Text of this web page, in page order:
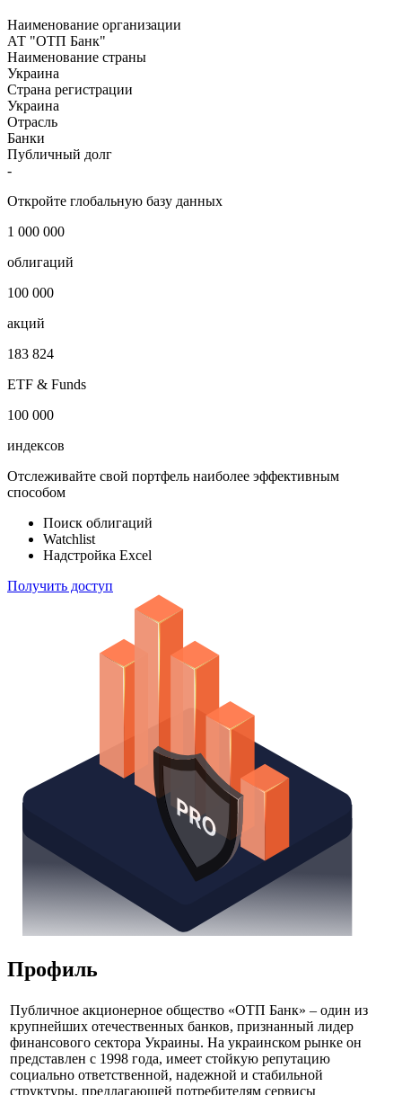
SWIFT OTPVUAUK
Наименование организации
АТ "ОТП Банк"
Наименование страны
Украина
Страна регистрации
Банки
-
Откройте глобальную базу данных
1 000 000
облигаций
100 000
акций
183 824
ETF & Funds
100 000
Отслеживайте свой портфель наиболее эффективным
способом
Поиск облигаций
Надстройка Excel
Получить доступ
Профиль
Публичное акционерное общество «ОТП Банк» – один из
крупнейших отечественных банков, признанный лидер